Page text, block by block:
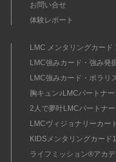
お問い合せ
体験レポート
LMC メンタリングカード
LMC強みカード・強み発
LMC強みカード・ポラリ
胸キュン♪LMCパートナ
2人で夢叶LMCパートナ
LMCヴィジョナリーカー
KIDSメンタリングカード
ライフミッション®︎アカ